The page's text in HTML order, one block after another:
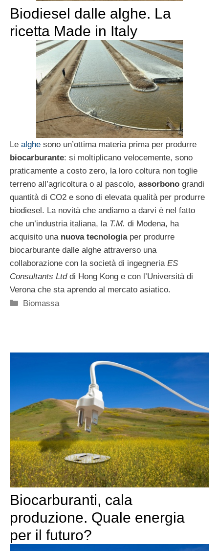
Biodiesel dalle alghe. La
ricetta Made in Italy
Le alghe sono un’ottima materia prima per produrre
biocarburante: si moltiplicano velocemente, sono
praticamente a costo zero, la loro coltura non toglie
terreno all’agricoltura o al pascolo, assorbono grandi
quantità di CO2 e sono di elevata qualità per produrre
biodiesel. La novità che andiamo a darvi è nel fatto
che un’industria italiana, la T.M. di Modena, ha
acquisito una nuova tecnologiaper produrre
biocarburante dalle alghe attraverso una
collaborazione con la società di ingegneria ES
Consultants Ltddi Hong Kong e con l’Università di
Verona che sta aprendo al mercato asiatico.
Categorie
Biomassa
Biocarburanti, cala
produzione. Quale energia
per il futuro?